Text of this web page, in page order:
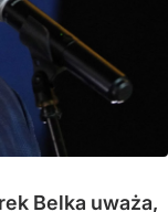
Belka uważa,